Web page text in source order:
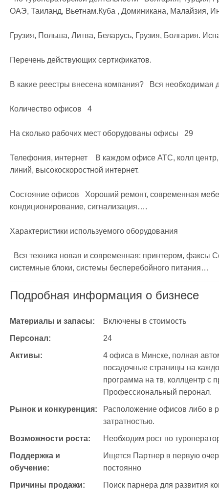
ОАЭ, Таиланд, Вьетнам.Куба , Доминикана, Малайзия,
Грузия, Польша, Литва, Беларусь, Грузия, Болгария.
Перечень действующих сертификатов.
В какие реестры внесена компания?   Вся
Количество офисов   4
На сколько рабочих мест оборудованы офисы   29
Телефония, интернет    В каждом офисе АТС, колл
линий, высокоскоростной интернет.
Состояние офисов   Хороший ремонт, современная
кондиционирование, сигнализация….
Характеристики используемого оборудования
системные блоки, системы бесперебойного питания…
Подробная информация о бизнесе
Материалы и запасы: Включены в стоимость
Персонал: 24
Активы:
4 офиса в Минске, полная
посадочные страницы на
программа на тв, коллцентр
Профессиональный перонал.
Рынок и конкуренция:
Расположение офисов либо в
затратностью.
Возможности роста: Необходим рост по
Поддержка и
обучение:
Ищется Партнер в первую
постоянно
Причины продажи: Поиск парнера для развития